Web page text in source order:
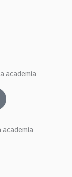
academia
academia